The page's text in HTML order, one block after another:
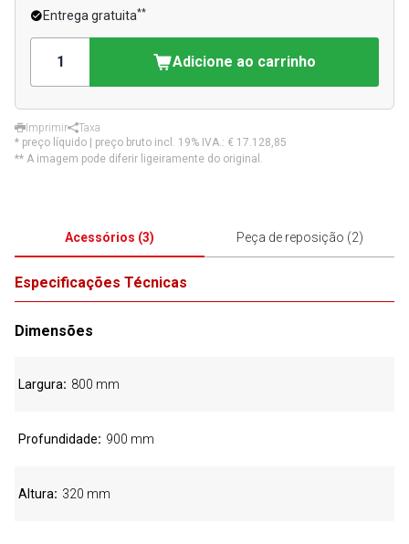
Entrega gratuita**
Adicione ao carrinho
Imprimir
Taxa
* preço líquido | preço bruto incl. 19% IVA.: € 17.128,85
** A imagem pode diferir ligeiramente do original.
Acessórios (3) Peça de reposição (2)
Especificações Técnicas
Dimensões
Largura 800 mm
Profundidade 900 mm
Altura 320 mm